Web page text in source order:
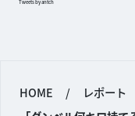
Tweets by antch
HOME / レポート